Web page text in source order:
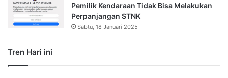
Pemilik Kendaraan Tidak Bisa Melakukan
Perpanjangan STNK
Sabtu, 18 Januari 2025
Tren Hari ini